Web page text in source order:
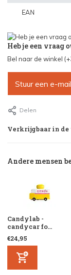
EAN
Heb je een vraag
Bel naar de winkel
Stuur een e-mail
Delen
Verkrijgbaar in
Andere mensen
Candylab -
candycar fo...
€24,95